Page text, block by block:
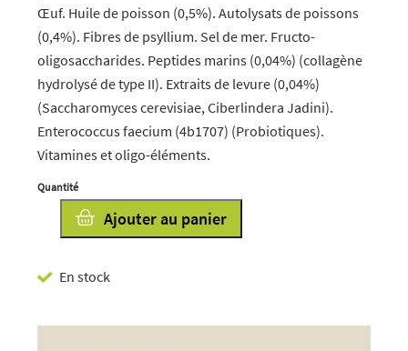
Œuf. Huile de poisson (0,5%). Autolysats de poissons
(0,4%). Fibres de psyllium. Sel de mer. Fructo-
oligosaccharides. Peptides marins (0,04%) (collagène
hydrolysé de type II). Extraits de levure (0,04%)
(Saccharomyces cerevisiae, Ciberlindera Jadini).
Enterococcus faecium (4b1707) (Probiotiques).
Vitamines et oligo-éléments.
En stock
quantité
Medium
12kg
Ajouter au panier